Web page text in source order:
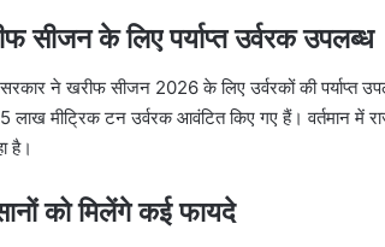
सीजन के लिए पर्याप्त उर्वरक उपलब्ध
ने खरीफ सीजन 2026 के लिए उर्वरकों की पर्याप्त
लाख मीट्रिक टन उर्वरक आवंटित किए गए हैं। वर्तमान में
है।
को मिलेंगे कई फायदे